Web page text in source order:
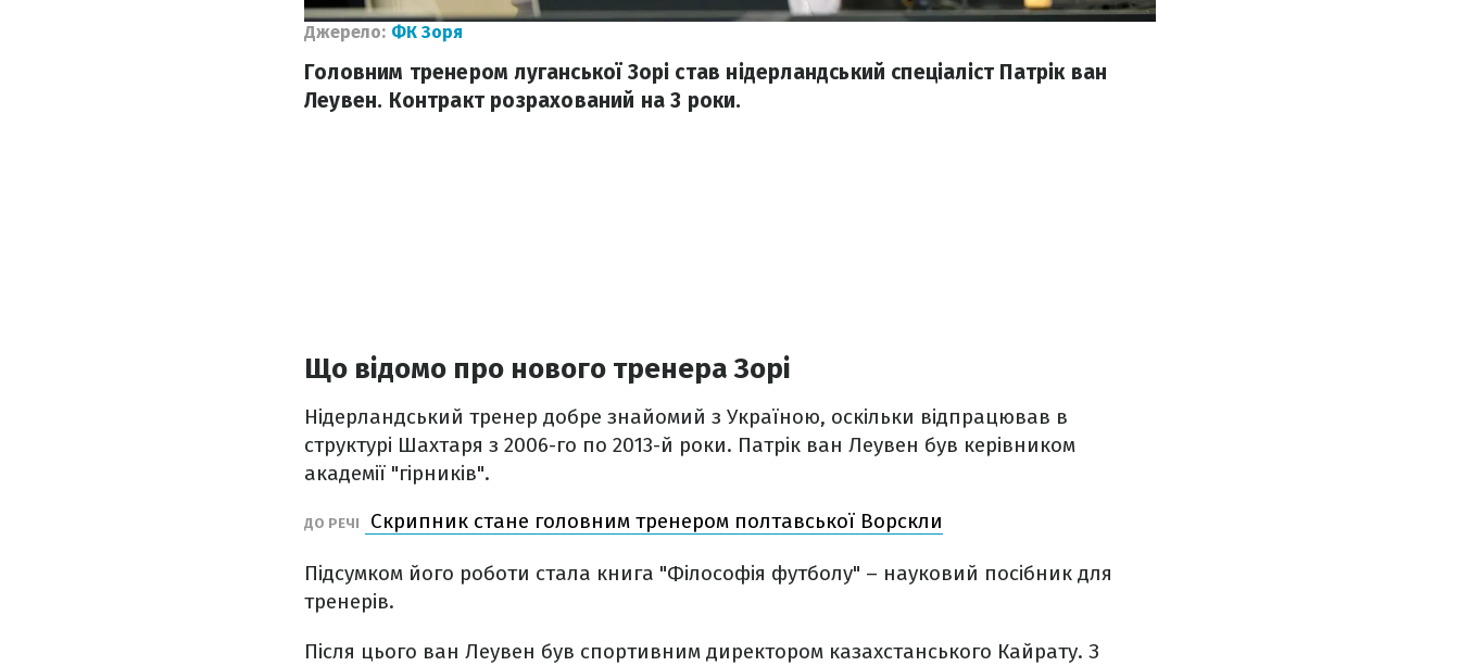
Джерело: ФК Зоря
Головним тренером луганської Зорі став нідерландський спеціаліст Патрік ван
Леувен. Контракт розрахований на 3 роки.
Що відомо про нового тренера Зорі
Нідерландський тренер добре знайомий з Україною, оскільки відпрацював в
структурі Шахтаря з 2006-го по 2013-й роки. Патрік ван Леувен був керівником
академії "гірників".
ДО РЕЧІ Скрипник стане головним тренером полтавської Ворскли
Підсумком його роботи стала книга "Філософія футболу" – науковий посібник для
тренерів.
Після цього ван Леувен був спортивним директором казахстанського Кайрату. З